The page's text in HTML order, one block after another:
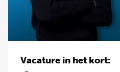
Vacature in het kort: